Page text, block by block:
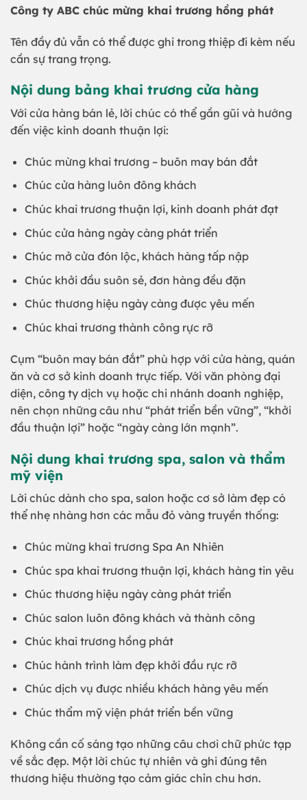
Công ty ABC chúc mừng khai trương hồng phát
Tên đầy đủ vẫn có thể được ghi trong thiệp đi kèm nếu
cần sự trang trọng.
Nội dung bảng khai trương cửa hàng
Với cửa hàng bán lẻ, lời chúc có thể gần gũi và hướng
đến việc kinh doanh thuận lợi:
Chúc mừng khai trương – buôn may bán đắt
Chúc cửa hàng luôn đông khách
Chúc khai trương thuận lợi, kinh doanh phát đạt
Chúc cửa hàng ngày càng phát triển
Chúc mở cửa đón lộc, khách hàng tấp nập
Chúc khởi đầu suôn sẻ, đơn hàng đều đặn
Chúc thương hiệu ngày càng được yêu mến
Chúc khai trương thành công rực rỡ
Cụm “buôn may bán đắt” phù hợp với cửa hàng, quán
ăn và cơ sở kinh doanh trực tiếp. Với văn phòng đại
diện, công ty dịch vụ hoặc chi nhánh doanh nghiệp,
nên chọn những câu như “phát triển bền vững”, “khởi
đầu thuận lợi” hoặc “ngày càng lớn mạnh”.
Nội dung khai trương spa, salon và thẩm
mỹ viện
Lời chúc dành cho spa, salon hoặc cơ sở làm đẹp có
thể nhẹ nhàng hơn các mẫu đỏ vàng truyền thống:
Chúc mừng khai trương Spa An Nhiên
Chúc spa khai trương thuận lợi, khách hàng tin yêu
Chúc thương hiệu ngày càng phát triển
Chúc salon luôn đông khách và thành công
Chúc khai trương hồng phát
Chúc hành trình làm đẹp khởi đầu rực rỡ
Chúc dịch vụ được nhiều khách hàng yêu mến
Chúc thẩm mỹ viện phát triển bền vững
Không cần cố sáng tạo những câu chơi chữ phức tạp
về sắc đẹp. Một lời chúc tự nhiên và ghi đúng tên
thương hiệu thường tạo cảm giác chỉn chu hơn.